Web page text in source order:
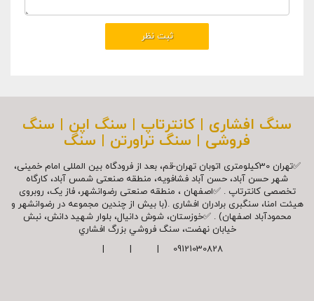
سنگ افشاری | کانترتاپ | سنگ اپن | سنگ
فروشی | سنگ تراورتن | سنگ
✅تهران 30کیلومتری اتوبان تهران-قم، بعد از فرودگاه بین المللی امام خمینی،
شهر حسن آباد، حسن آباد فشافویه، منطقه صنعتی شمس آباد، کارگاه
تخصصی کانترتاپ . ✅اصفهان ، منطقه صنعتی رضوانشهر، فاز یک، روبروی
هیئت امنا، سنگبری برادران افشاری .(با بیش از چندین مجموعه در رضوانشهر و
محمودآباد اصفهان) . ✅خوزستان، شوش دانیال، بلوار شهيد دانش، نبش
خیابان نهضت، سنگ فروشي بزرگ افشاري
09121030828 | | |